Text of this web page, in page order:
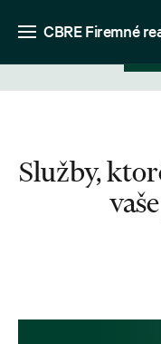
CBRE Firemné
Služby,